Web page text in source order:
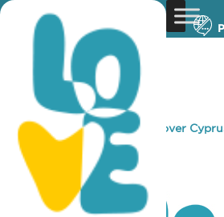
You are here: Home »Discover
ELIA STROUMPI
ELIA STROUMPI